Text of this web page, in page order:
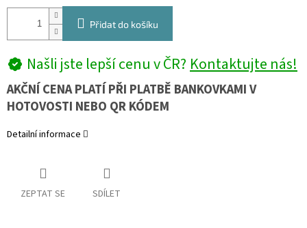
Přidat do košíku
Našli jste lepší cenu v ČR?Kontaktujte nás!
AKČNÍ CENA PLATÍ PŘI PLATBĚ BANKOVKAMI V
HOTOVOSTI NEBO QR KÓDEM
Detailní informace
ZEPTAT SE SDÍLET